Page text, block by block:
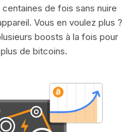
de fois sans nuire
Vous en voulez plus ?
boosts à la fois pour
de bitcoins.